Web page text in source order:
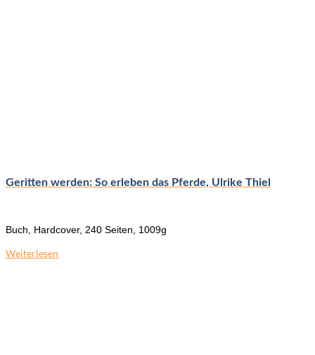
Geritten werden: So erleben das Pferde, Ulrike Thiel
Buch, Hardcover, 240 Seiten, 1009g
Weiterlesen